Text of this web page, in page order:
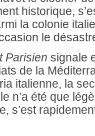
historique,
la colonie
le
Parisien signale
de la
italienne, la
n’a été que
s’est